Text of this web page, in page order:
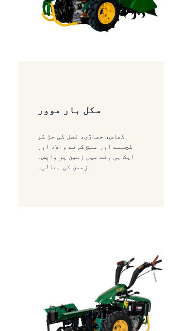
گھاس، جھاڑی، فصل کی جڑ کو
کچلنے اور ملچ کرنے والا، اور
ایک ہی وقت میں زمین پر واپس۔
زمین کی بحالی۔
سکل بار موور